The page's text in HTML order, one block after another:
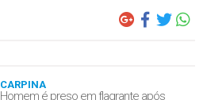
CARPINA
Homem é preso em flagrante após